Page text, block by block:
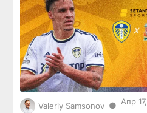
Valeriy Samsonov ● Апр